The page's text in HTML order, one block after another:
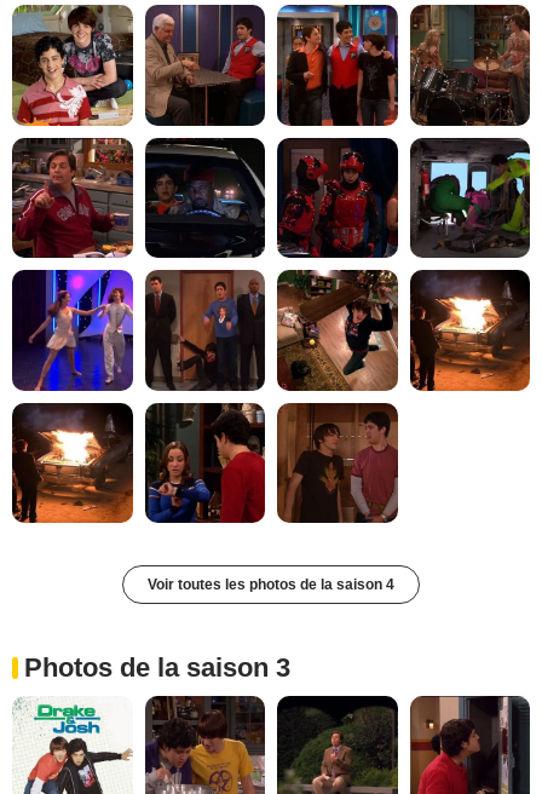
Voir toutes les photos de la saison 4
Photos de la saison 3